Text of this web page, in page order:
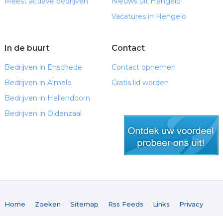
Vacatures in Hengelo
In de buurt
Bedrijven in Enschede
Bedrijven in Almelo
Bedrijven in Hellendoorn
Bedrijven in Oldenzaal
Contact
Contact opnemen
Gratis lid worden
Home Zoeken Sitemap Rss Feeds Links Privacy